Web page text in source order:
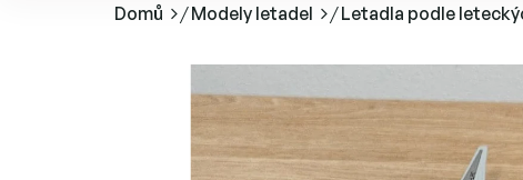
Domů /Modely letadel /Letadla podle